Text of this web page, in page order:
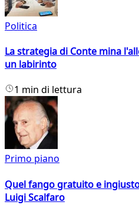
Politica
La strategia di Conte mina
un labirinto
1 min di lettura
Primo piano
Quel fango gratuito e
Luigi Scalfaro